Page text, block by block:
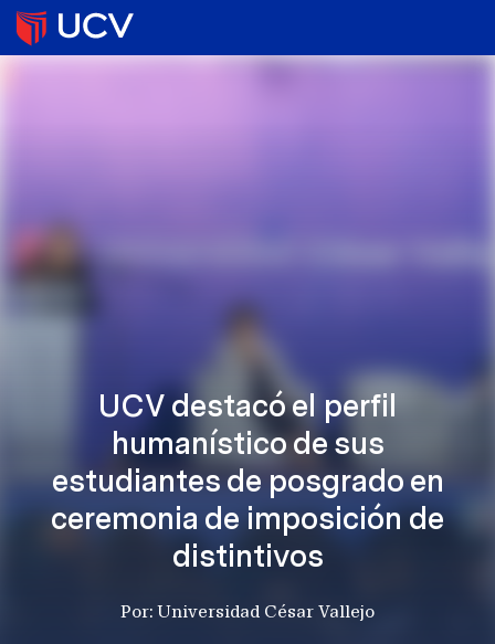
UCV destacó el perfil
humanístico de sus
estudiantes de posgrado en
ceremonia de imposición de
distintivos
Por: Universidad César Vallejo